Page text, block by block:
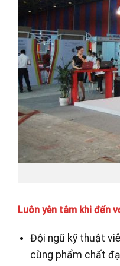
Luôn yên tâm khi đến
Đội ngũ kỹ thuật
cùng phẩm chất